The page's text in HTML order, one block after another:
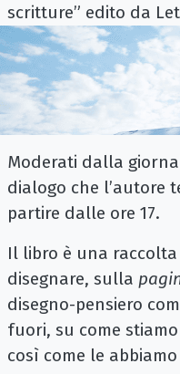
scritture” edito da
Moderati dalla
dialogo che l’autore
partire dalle ore 17.
Il libro è una
disegnare, sulla
disegno-pensiero
fuori, su come
così come le